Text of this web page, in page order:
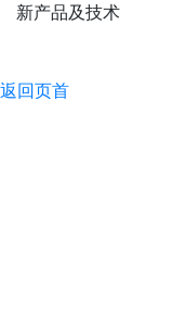
新产品及技术
返回页首